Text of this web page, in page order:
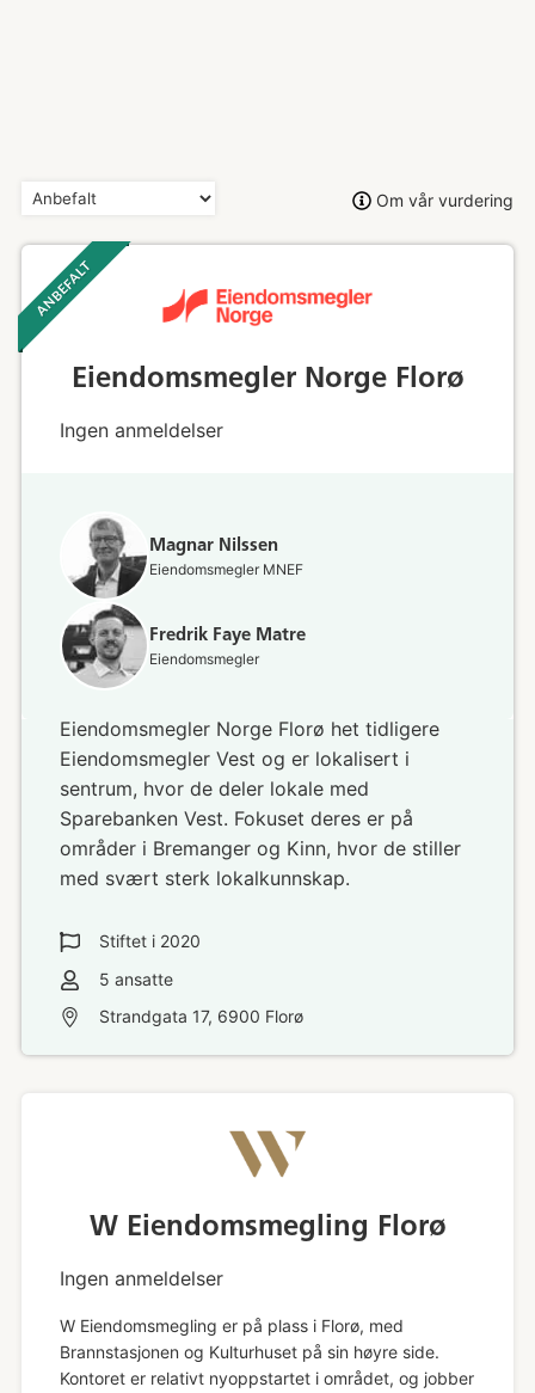
Om vår vurdering
ANBEFALT ‎ ‎ ‎
Eiendomsmegler Norge Florø
Ingen anmeldelser
Magnar Nilssen
Eiendomsmegler MNEF
Fredrik Faye Matre
Eiendomsmegler
Eiendomsmegler Norge Florø het tidligere
Eiendomsmegler Vest og er lokalisert i
sentrum, hvor de deler lokale med
Sparebanken Vest. Fokuset deres er på
områder i Bremanger og Kinn, hvor de stiller
med svært sterk lokalkunnskap.
Stiftet i 2020
5 ansatte
Strandgata 17, 6900 Florø
W Eiendomsmegling Florø
Ingen anmeldelser
W Eiendomsmegling er på plass i Florø, med
Brannstasjonen og Kulturhuset på sin høyre side.
Kontoret er relativt nyoppstartet i området, og jobber